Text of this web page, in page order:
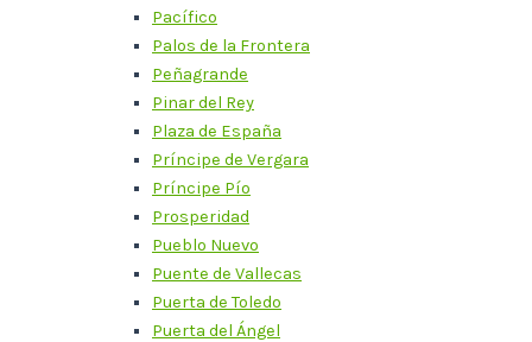
Pacífico
Palos de la Frontera
Peñagrande
Pinar del Rey
Plaza de España
Príncipe de Vergara
Príncipe Pío
Prosperidad
Pueblo Nuevo
Puente de Vallecas
Puerta de Toledo
Puerta del Ángel